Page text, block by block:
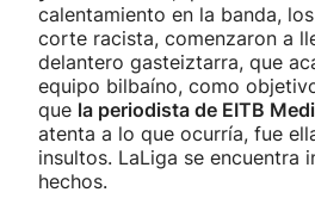
calentamiento en la banda,
corte racista, comenzaron a
delantero gasteiztarra, que
equipo bilbaíno, como
que la periodista de EITB
atenta a lo que ocurría, fue
insultos. LaLiga se encuentra
hechos.